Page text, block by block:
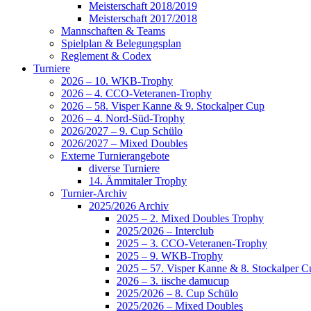
Meisterschaft 2018/2019
Meisterschaft 2017/2018
Mannschaften & Teams
Spielplan & Belegungsplan
Reglement & Codex
Turniere
2026 – 10. WKB-Trophy
2026 – 4. CCO-Veteranen-Trophy
2026 – 58. Visper Kanne & 9. Stockalper Cup
2026 – 4. Nord-Süd-Trophy
2026/2027 – 9. Cup Schülo
2026/2027 – Mixed Doubles
Externe Turnierangebote
diverse Turniere
14. Ämmitaler Trophy
Turnier-Archiv
2025/2026 Archiv
2025 – 2. Mixed Doubles Trophy
2025/2026 – Interclub
2025 – 3. CCO-Veteranen-Trophy
2025 – 9. WKB-Trophy
2025 – 57. Visper Kanne & 8. Stockalper
2026 – 3. iische damucup
2025/2026 – 8. Cup Schülo
2025/2026 – Mixed Doubles